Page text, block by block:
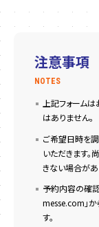
注意事項
NOTES
上記フォーム
はありません。
ご希望日時を
いただきます
きない場合があ
予約内容の確
messe.com」
す。